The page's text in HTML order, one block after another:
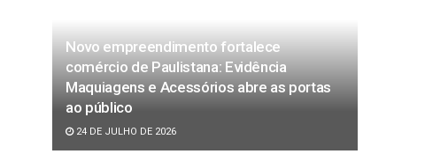
Novo empreendimento fortalece
comércio de Paulistana: Evidência
Maquiagens e Acessórios abre as portas
ao público
24 DE JULHO DE 2026